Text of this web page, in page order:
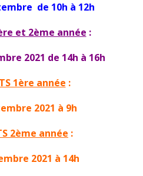
de 10h à 12h
et 2ème année :
2021 de 14h à 16h
1ère année :
2021 à 9h
2ème année :
2021 à 14h